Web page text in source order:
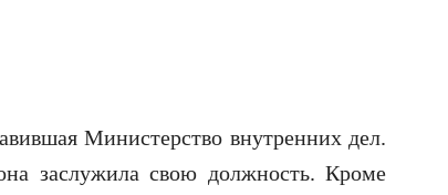
Министерство внутренних дел.
заслужила свою должность. Кроме